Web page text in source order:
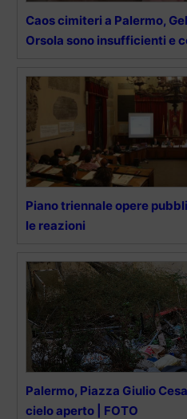
Caos cimiteri a Palermo,
Orsola sono insufficienti e
Piano triennale opere
le reazioni
Palermo, Piazza Giulio
cielo aperto | FOTO